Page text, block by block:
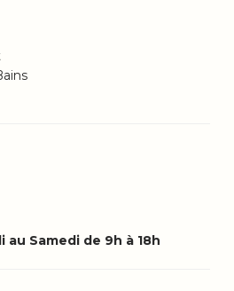
au Samedi de 9h à 18h